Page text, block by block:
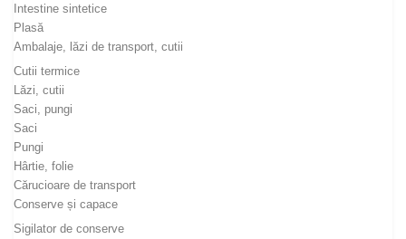
Intestine sintetice
Plasă
Ambalaje, lăzi de transport, cutii
Cutii termice
Lăzi, cutii
Saci, pungi
Saci
Pungi
Hârtie, folie
Cărucioare de transport
Conserve și capace
Sigilator de conserve